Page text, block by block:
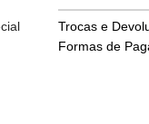
Trocas e
Formas de